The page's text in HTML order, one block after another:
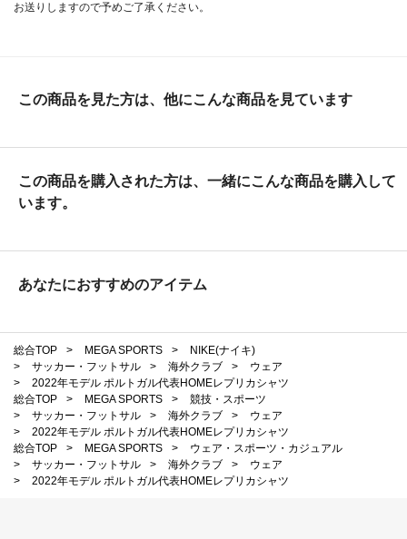
お送りしますので予めご了承ください。
この商品を見た方は、他にこんな商品を見ています
この商品を購入された方は、一緒にこんな商品を購入して
います。
あなたにおすすめのアイテム
総合TOP > MEGA SPORTS >
NIKE(ナイキ)
>
サッカー・フットサル > 海外クラブ >
ウェア
>
2022年モデル ポルトガル代表HOMEレプリカシャツ
総合TOP
> MEGA SPORTS >
競技・スポーツ
>
サッカー・フットサル > 海外クラブ >
ウェア
>
2022年モデル ポルトガル代表HOMEレプリカシャツ
総合TOP
> MEGA SPORTS >
ウェア・スポーツ・カジュアル
>
サッカー・フットサル > 海外クラブ >
ウェア
>
2022年モデル ポルトガル代表HOMEレプリカシャツ